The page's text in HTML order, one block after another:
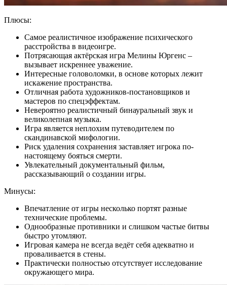
Плюсы:
Самое реалистичное изображение психического
расстройства в видеоигре.
Потрясающая актёрская игра Мелины Юргенс –
вызывает искреннее уважение.
Интересные головоломки, в основе которых лежит
искажение пространства.
Отличная работа художников-постановщиков и
мастеров по спецэффектам.
Невероятно реалистичный бинауральный звук и
великолепная музыка.
Игра является неплохим путеводителем по
скандинавской мифологии.
Риск удаления сохранения заставляет игрока по-
настоящему бояться смерти.
Увлекательный документальный фильм,
рассказывающий о создании игры.
Минусы:
Впечатление от игры несколько портят разные
технические проблемы.
Однообразные противники и слишком частые битвы
быстро утомляют.
Игровая камера не всегда ведёт себя адекватно и
проваливается в стены.
Практически полностью отсутствует исследование
окружающего мира.